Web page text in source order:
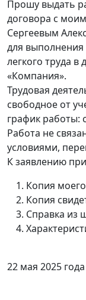
Прошу выдать
договора с
Сергеевым
для выполнения
легкого труда
«Компания».
Трудовая
свободное от
график работы:
Работа не
условиями,
К заявлению
Копия
Копия
Справка из
22 мая 2025